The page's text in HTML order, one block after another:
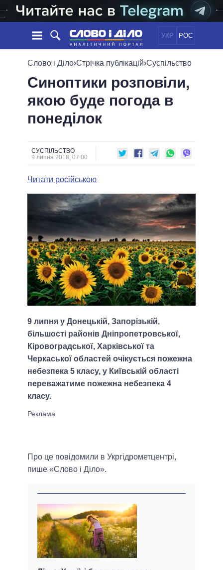
УКР РОС
НОВИНИ
СТРІЧКА
ПОДІЇ
СТАТТІ
ДУМКИ
ОГЛЯДИ
ДАЙДЖЕСТИ
ПОЛІТИКА
ЕКОНОМІКА
ОБIЦЯНКИ
ПОЛIТИКИ
УСІ ПОЛІТИКИ
ПРЕЗИДЕНТ І ОФІС
ВЕРХОВНА РАДА
МЕРИ МІСТ
ВСІ ПЕРСОНИ
ВІДЕО
ПОРІВНЯННЯ ПОЛІТИКІВ
Слово і Діло›Стрічка публікацій›Суспільство
Синоптики розповіли,
якою буде погода в
понеділок
СУСПІЛЬСТВО
9 липня 2018, 07:00
Читати російською
9 липня у Донецькій, Запорізькій,
більшості районів Дніпропетровської,
Кіровоградської, Харківської та
Черкаської областей очікується пожежна
небезпека 5 класу, у Київській області
переважатиме пожежна небезпека 4
класу.
Про це повідомили в Укргідрометцентрі,
пише «Слово і Діло».